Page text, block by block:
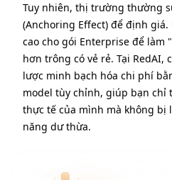
Tuy nhiên, thị trường thường
(Anchoring Effect) để định
cao cho gói Enterprise để làm
hơn trông có vẻ rẻ. Tại RedAI,
lược minh bạch hóa chi phí
model tùy chỉnh, giúp bạn chỉ
thực tế của mình mà không bị
năng dư thừa.